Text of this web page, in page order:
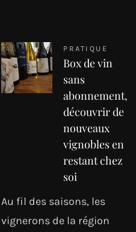
PRATIQUE
Box de vin
sans
abonnement,
découvrir de
nouveaux
vignobles en
restant chez
soi
Au fil des saisons, les
vignerons de la région